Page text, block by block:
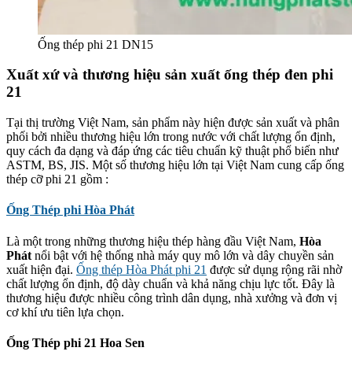
Ống thép phi 21 DN15
Xuất xứ và thương hiệu sản xuất ống thép đen phi
21
Tại thị trường Việt Nam, sản phẩm này hiện được sản xuất và phân
phối bởi nhiều thương hiệu lớn trong nước với chất lượng ổn định,
quy cách đa dạng và đáp ứng các tiêu chuẩn kỹ thuật phổ biến như
ASTM, BS, JIS. Một số thương hiệu lớn tại Việt Nam cung cấp ống
thép cỡ phi 21 gồm :
Ống Thép phi Hòa Phát
Là một trong những thương hiệu thép hàng đầu Việt Nam, Hòa
Phát nổi bật với hệ thống nhà máy quy mô lớn và dây chuyền sản
xuất hiện đại. Ống thép Hòa Phát phi 21 được sử dụng rộng rãi nhờ
chất lượng ổn định, độ dày chuẩn và khả năng chịu lực tốt. Đây là
thương hiệu được nhiều công trình dân dụng, nhà xưởng và đơn vị
cơ khí ưu tiên lựa chọn.
Ống Thép phi 21 Hoa Sen